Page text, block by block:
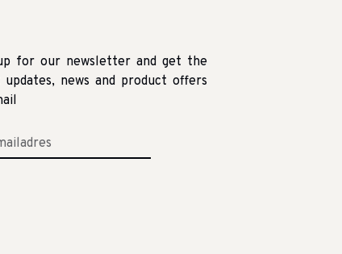
for our newsletter and get the
news and product offers